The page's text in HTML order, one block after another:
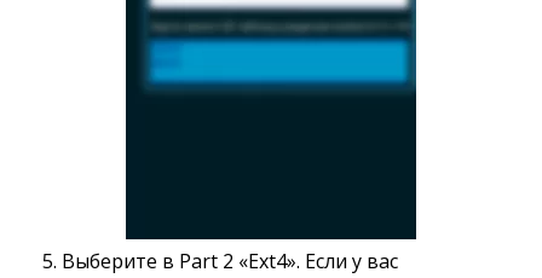
5. Выберите в Part 2 «Ext4». Если у вас